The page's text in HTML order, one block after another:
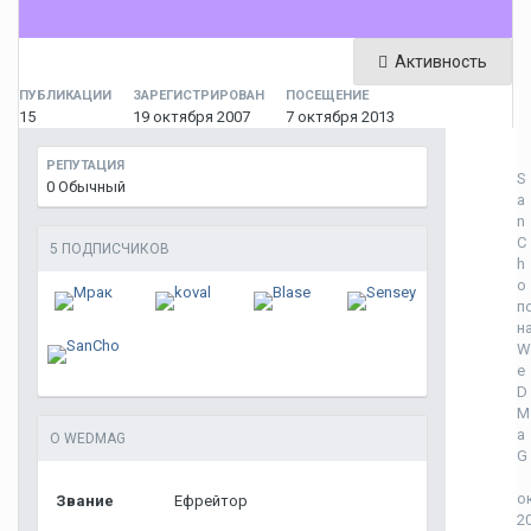
Активность
ПУБЛИКАЦИИ
15
ЗАРЕГИСТРИРОВАН
19 октября 2007
ПОСЕЩЕНИЕ
7 октября 2013
РЕПУТАЦИЯ
0 Обычный
5 ПОДПИСЧИКОВ
О WEDMAG
Звание Ефрейтор
S
a
n
C
h
o
W
e
D
M
a
G